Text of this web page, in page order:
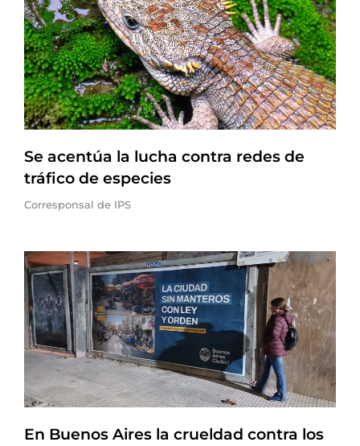
Se acentúa la lucha contra redes de
tráfico de especies
Corresponsal de IPS
En Buenos Aires la crueldad contra los